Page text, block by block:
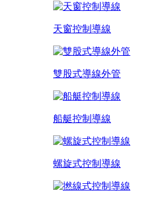
天窗控制導線
雙股式導線外管
船艇控制導線
螺旋式控制導線